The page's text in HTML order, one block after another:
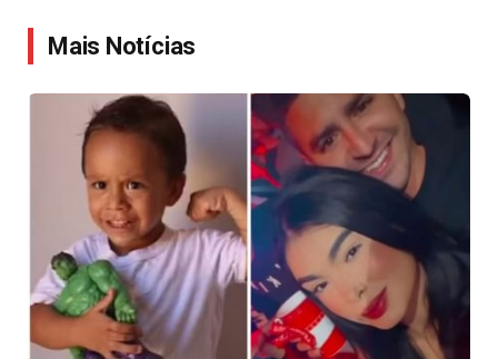
Mais Notícias